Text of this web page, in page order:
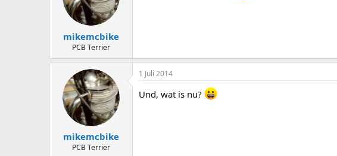
mikemcbike
PCB Terrier
mikemcbike
PCB Terrier
1 Juli 2014
Und, wat is nu?